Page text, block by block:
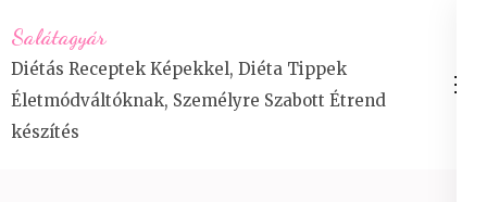
to
content
(Press
Enter)
Salátagyár
Diétás Receptek Képekkel, Diéta Tippek
Életmódváltóknak, Személyre Szabott Étrend
készítés